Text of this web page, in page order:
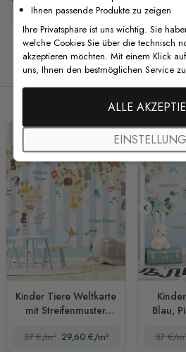
Verwandte
Kinder Tiere Weltkarte
mit Streifenmuster
37 €/m² 29,60 €/m²
Blau,
37 €/
Ihnen passende Produkte zu zeigen
Ihre Privatsphäre ist uns wichtig. Sie
welche Cookies Sie über die technisch
akzeptieren möchten. Mit einem Klick
uns, Ihnen den bestmöglichen Service
ALLE